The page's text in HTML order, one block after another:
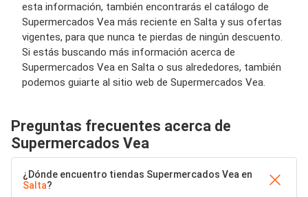
esta información, también encontrarás el catálogo de
Supermercados Vea más reciente en Salta y sus ofertas
vigentes, para que nunca te pierdas de ningún descuento.
Si estás buscando más información acerca de
Supermercados Vea en Salta o sus alrededores, también
podemos guiarte al sitio web de Supermercados Vea.
Preguntas frecuentes acerca de
Supermercados Vea
¿Dónde encuentro tiendas Supermercados Vea en
Salta?